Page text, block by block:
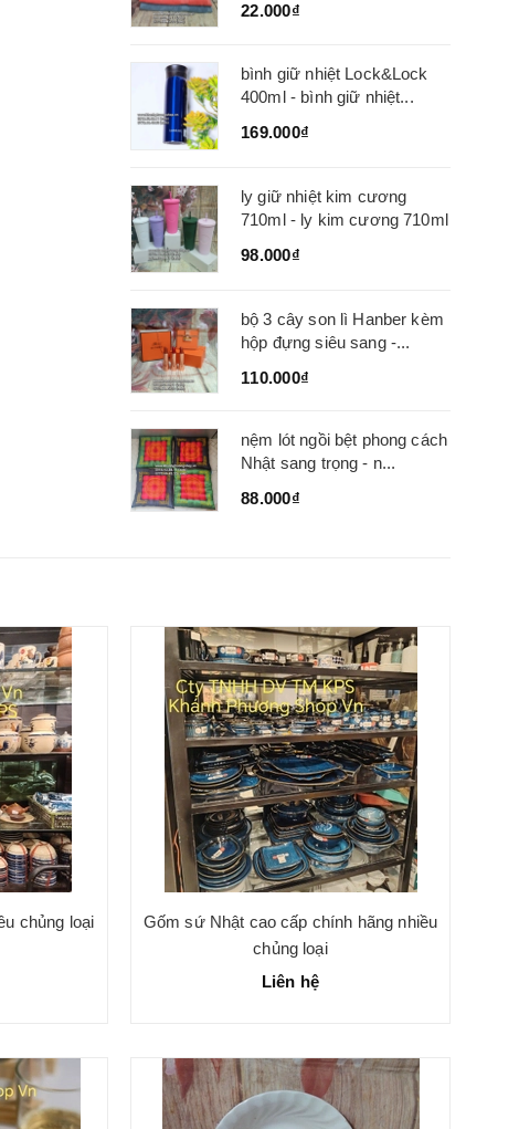
22.000₫
bình giữ nhiệt Lock&Lock
400ml - bình giữ nhiệt...
169.000₫
ly giữ nhiệt kim cương
710ml - ly kim cương 710ml
98.000₫
bộ 3 cây son lì Hanber kèm
hộp đựng siêu sang -...
110.000₫
nệm lót ngồi bệt phong cách
Nhật sang trọng - n...
88.000₫
chủng loại
Gốm sứ Nhật cao cấp chính hãng nhiều
chủng loại
Liên hệ